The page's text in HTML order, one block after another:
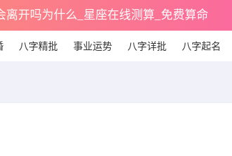
离开吗为什么_星座在线测算_免费算命
八字精批 事业运势 八字详批 八字起名